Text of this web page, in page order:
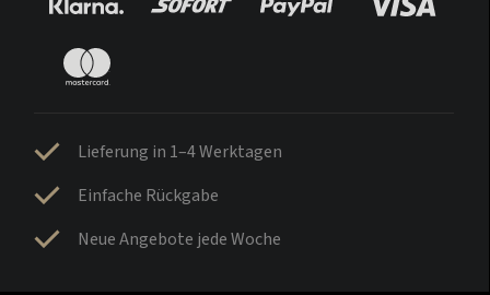
Lieferung in 1–4 Werktagen
Einfache Rückgabe
Neue Angebote jede Woche